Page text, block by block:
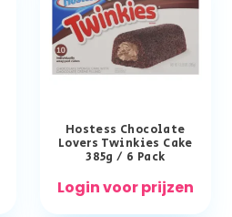
Hostess Chocolate
Lovers Twinkies Cake
385g / 6 Pack
Login voor prijzen